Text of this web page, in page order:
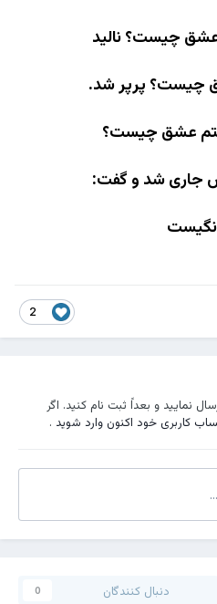
عشق چیست؟ نالید
چیست؟ پرپر شد.
عشق چیست؟
جاری شد و گفت:
2
نمایید و بعداً ثبت نام کنید. اگر
کاربری خود اکنون وارد شوید.
دنبال کنندگان 0